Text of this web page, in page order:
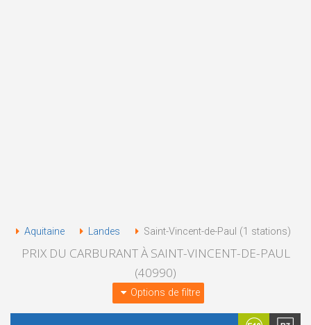
Aquitaine Landes Saint-Vincent-de-Paul (1 stations)
PRIX DU CARBURANT À SAINT-VINCENT-DE-PAUL
(40990)
Options de filtre